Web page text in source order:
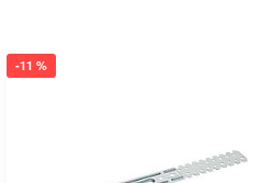
-11 %